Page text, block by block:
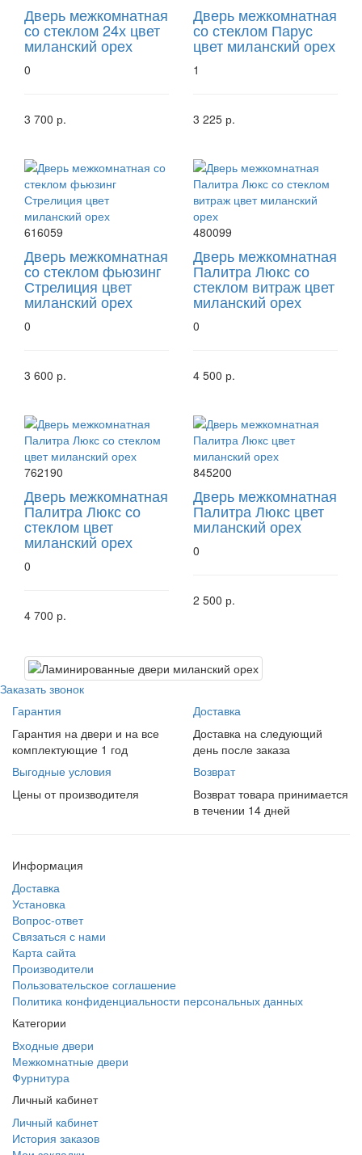
Дверь межкомнатная
со стеклом 24х цвет
миланский орех
0
3 700 р.
Дверь межкомнатная
со стеклом Парус
цвет миланский орех
1
3 225 р.
616059
Дверь межкомнатная
со стеклом фьюзинг
Стрелиция цвет
миланский орех
0
3 600 р.
480099
Дверь межкомнатная
Палитра Люкс со
стеклом витраж цвет
миланский орех
0
4 500 р.
762190
Дверь межкомнатная
Палитра Люкс со
стеклом цвет
миланский орех
0
4 700 р.
845200
Дверь межкомнатная
Палитра Люкс цвет
миланский орех
0
2 500 р.
Заказать звонок
Гарантия
Гарантия на двери и на все
комплектующие 1 год
Доставка
Доставка на следующий
день после заказа
Выгодные условия
Цены от производителя
Возврат
Возврат товара принимается
в течении 14 дней
Информация
Доставка
Установка
Вопрос-ответ
Связаться с нами
Карта сайта
Производители
Пользовательское соглашение
Политика конфиденциальности персональных данных
Категории
Входные двери
Межкомнатные двери
Фурнитура
Личный кабинет
Личный кабинет
История заказов